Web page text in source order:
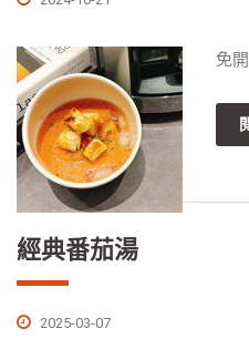
免
經典番茄湯
2025-03-07